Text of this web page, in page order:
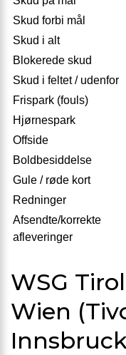
Skud forbi mål
Skud i alt
Blokerede skud
Skud i feltet / udenfor
Frispark (fouls)
Hjørnespark
Offside
Boldbesiddelse
Gule / røde kort
Redninger
Afsendte/korrekte
afleveringer
WSG
Wien